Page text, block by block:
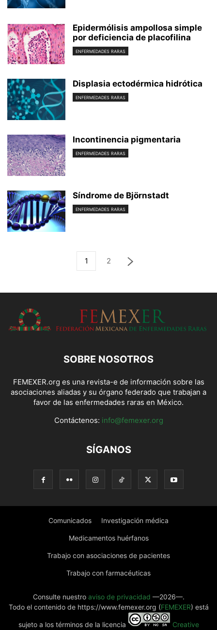
Epidermólisis ampollosa simple
por deficiencia de placofilina
ENFERMEDADES RARAS
Displasia ectodérmica hidrótica
ENFERMEDADES RARAS
Incontinencia pigmentaria
ENFERMEDADES RARAS
Síndrome de Björnstadt
ENFERMEDADES RARAS
1 2
SOBRE NOSOTROS
FEMEXER.org es una revista-e de información sobre las
asociaciones aliadas y su órgano federado que trabajan a
favor de las enfermedades raras en México.
Contáctenos: info@femexer.org
SÍGANOS
Comunicados Investigación médica
Medicamentos huérfanos
Trabajo con asociaciones de pacientes
Trabajo con farmacéuticas
Consulte nuestro aviso de privacidad —2026—.
Todo el contenido de https://www.femexer.org (FEMEXER) está
sujeto a los términos de la licencia Creative